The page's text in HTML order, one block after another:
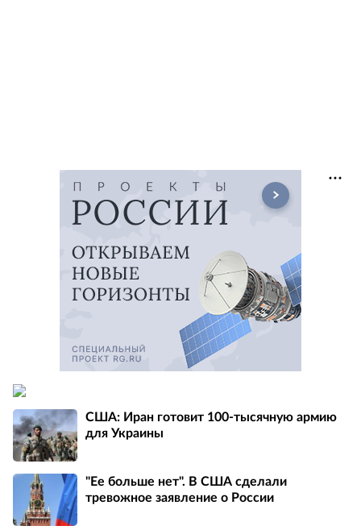
США: Иран готовит 100-тысячную армию
для Украины
"Ее больше нет". В США сделали
тревожное заявление о России